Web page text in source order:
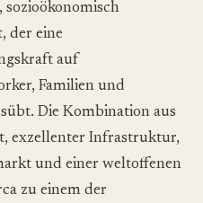
sozioökonomisch
der eine
auf
Familien und
Die Kombination aus
exzellenter Infrastruktur,
und einer weltoffenen
zu einem der